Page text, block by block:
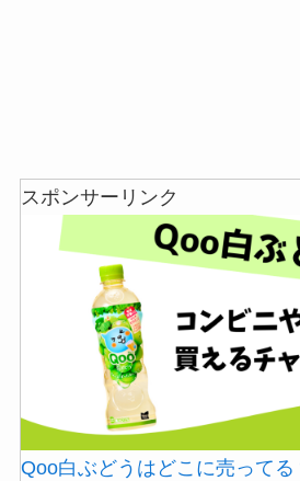
スポンサーリンク
Qoo白ぶどうはどこに売って